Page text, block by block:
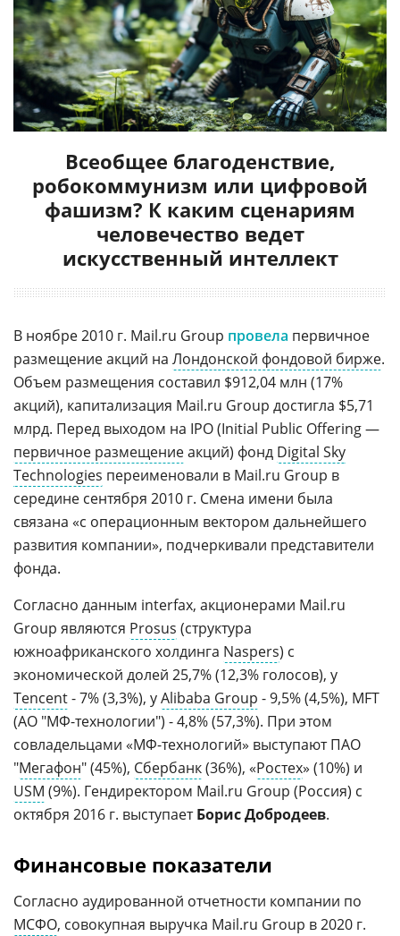
Всеобщее благоденствие,
робокоммунизм или цифровой
фашизм? К каким сценариям
человечество ведет
искусственный интеллект
В ноябре 2010 г. Mail.ru Group провела первичное
размещение акций на Лондонской фондовой бирже.
Объем размещения составил $912,04 млн (17%
акций), капитализация Mail.ru Group достигла $5,71
млрд. Перед выходом на IPO (Initial Public Offering —
первичное размещениеакций) фонд Digital Sky
Technologies переименовали в Mail.ru Group в
середине сентября 2010 г. Смена имени была
связана «с операционным вектором дальнейшего
развития компании», подчеркивали представители
фонда.
Согласно данным interfax, акционерами Mail.ru
Group являются Prosus (структура
южноафриканского холдинга Naspers) с
экономической долей 25,7% (12,3% голосов), у
Tencent- 7% (3,3%), уAlibaba Group - 9,5% (4,5%), MFT
(АО "МФ-технологии") - 4,8% (57,3%). При этом
совладельцами «МФ-технологий» выступают ПАО
"Мегафон" (45%), Сбербанк(36%), «Ростех» (10%) и
USM (9%). Гендиректором Mail.ru Group (Россия) с
октября 2016 г. выступаетБорисДобродеев.
Финансовые показатели
Согласно аудированной отчетности компании по
МСФО, совокупная выручка Mail.ru Group в 2020 г.